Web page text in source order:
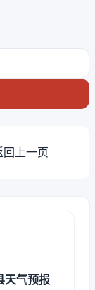
回上一页
天气预报